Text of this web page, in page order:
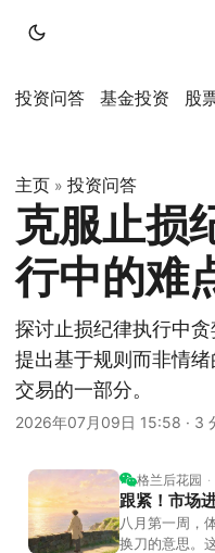
投资问答 基金投资 股
主页 » 投资问答
克服止损
行中的难
探讨止损纪律执行中
提出基于规则而非情
交易的一部分。
2026年07月09日 15:58 · 3
格兰后花园
跟紧！市场
八月第一周，
换刀的意思。